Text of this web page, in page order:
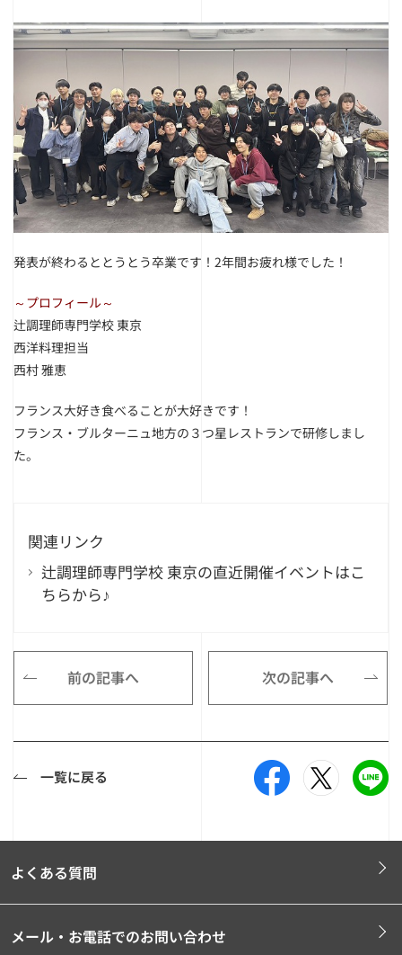
発表が終わるととうとう卒業です！ 2年間お疲れ様でした！
～プロフィール～
辻調理師専門学校 東京
西洋料理担当
西村 雅恵
フランス大好き食べることが大好きです！
フランス・ブルターニュ地方の３つ星レストランで研修しまし
た。
関連リンク
辻調理師専門学校 東京の直近開催イベントはこ
ちらから♪
前の記事へ 次の記事へ
一覧に戻る
よくある質問
メール・お電話でのお問い合わせ